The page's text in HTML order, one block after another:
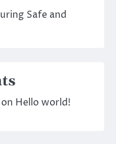
Safe and
Hello world!